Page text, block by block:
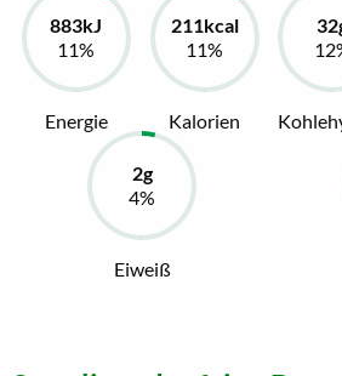
Energie Kalorien
Eiweiß